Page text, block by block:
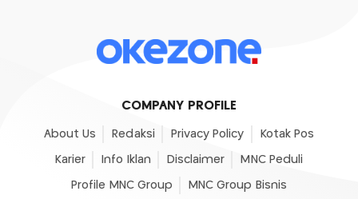
COMPANY PROFILE
About Us Redaksi Privacy Policy Kotak Pos
Karier Info Iklan Disclaimer MNC Peduli
Profile MNC Group MNC Group Bisnis